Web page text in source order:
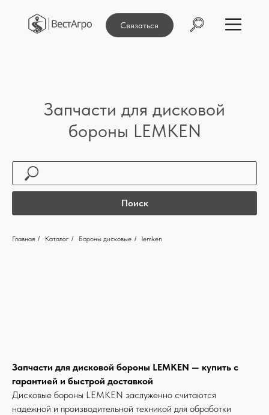
Связаться
Запчасти для дисковой
бороны LEMKEN
Поиск
Главная / Каталог / Бороны дисковые / lemken
Запчасти для дисковой бороны LEMKEN — купить с
гарантией и быстрой доставкой
Дисковые бороны LEMKEN заслуженно считаются
надежной и производительной техникой для обработки